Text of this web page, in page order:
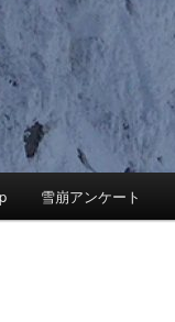
雪崩アンケート